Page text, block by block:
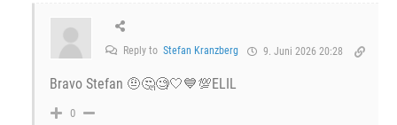
Reply to Stefan Kranzberg 9. Juni 2026 20:28
Bravo Stefan 🤨🤔🧐🤍💙💯ELIL
0